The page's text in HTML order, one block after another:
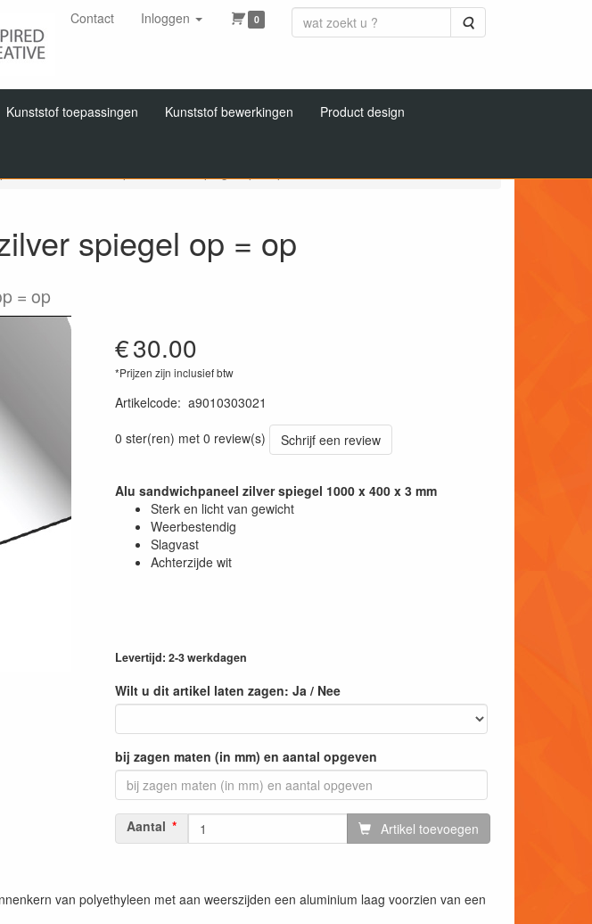
Contact Inloggen 0 Zoeken
Kunststof toepassingen Kunststof bewerkingen Product design
spiegel op = op
= op
€30.00
*Prijzen zijn inclusief btw
Artikelcode: a9010303021
0 ster(ren) met 0 review(s)
Schrijf een review
Alu sandwichpaneel zilver spiegel 1000 x 400 x 3 mm
Sterk en licht van gewicht
Weerbestendig
Slagvast
Achterzijde wit
Levertijd: 2-3 werkdagen
Wilt u dit artikel laten zagen: Ja / Nee
bij zagen maten (in mm) en aantal opgeven
Aantal Artikel toevoegen
van polyethyleen met aan weerszijden een aluminium laag voorzien van een